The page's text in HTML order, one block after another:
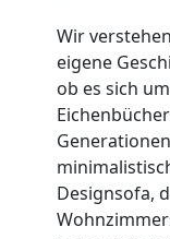
Wir
eigene
ob es sich
Designsofa,